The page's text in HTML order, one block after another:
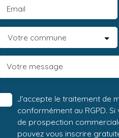
Email
Votre commune
Votre message
J'accepte le traitement de
conformément au RGPD.
de prospection
pouvez vous inscrire